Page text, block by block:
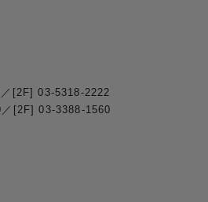
[2F] 03-5318-2222
[2F] 03-3388-1560